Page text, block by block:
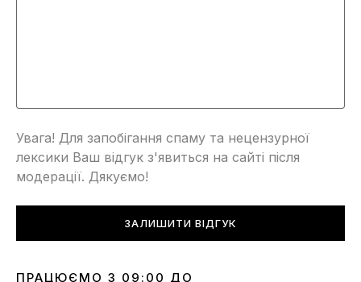
Увага! Для запобігання спаму та нецензурної
лексики Ваш відгук з'явиться на сайті після
модерації. Дякуємо!
ЗАЛИШИТИ ВІДГУК
ПРАЦЮЄМО З 09:00 ДО